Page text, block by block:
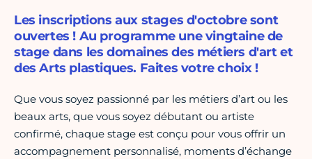
Les inscriptions aux stages d'octobre sont
ouvertes ! Au programme une vingtaine de
stage dans les domaines des métiers d'art et
des Arts plastiques. Faites votre choix !
Que vous soyez passionné par les métiers d’art ou les
beaux arts, que vous soyez débutant ou artiste
confirmé, chaque stage est conçu pour vous offrir un
accompagnement personnalisé, moments d’échange